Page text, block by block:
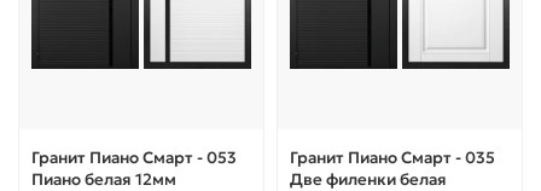
Гранит Пиано Смарт - 053
Пиано белая 12мм
Гранит Пиано Смарт - 035
Две филенки белая